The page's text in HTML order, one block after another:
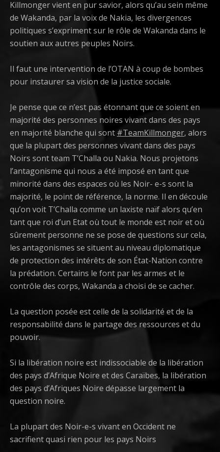
Killmonger vient en pur savior, alors qu’au sein même
de Wakanda, par la voix de Nakia, les divergences
politiques s’expriment sur le rôle de Wakanda dans le
soutien aux autres peuples Noirs.
Il faut une intervention de l’OTAN à coup de bombes
pour instaurer sa vision de la justice sociale.
Je pense que ce n’est pas étonnant que ce soient en
majorité des personnes noires vivant dans des pays
en majorité blanche qui sont #TeamKillmonger, alors
que la plupart des personnes vivant dans des pays
Noirs sont team T’Challa ou Nakia. Nous projetons
l’antagonisme qui nous a été imposé en tant que
minorité dans des espaces où les Noir- e-s sont la
majorité, le point de référence, la norme. Il en découle
qu’on voit T’Challa comme un laxiste naïf alors qu’en
tant que roi d’un Etat où tout le monde est noir et où
sûrement personne ne se pose de questions sur cela,
les antagonismes se situent au niveau diplomatique
de protection des intérêts de son État-Nation contre
la prédation. Certains le font par les armes et le
contrôle des corps, Wakanda a choisi de se cacher.
La question posée est celle de la solidarité et de la
responsabilité dans le partage des ressources et du
pouvoir.
Si la libération noire est indissociable de la libération
des pays d’Afrique Noire et des Caraïbes, la libération
des pays d’Afriques Noire dépasse largement la
question noire.
La plupart des Noir-e-s vivant en Occident ne
sacrifient quasi rien pour les pays Noirs